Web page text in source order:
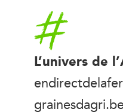
Accueil
L’univers de